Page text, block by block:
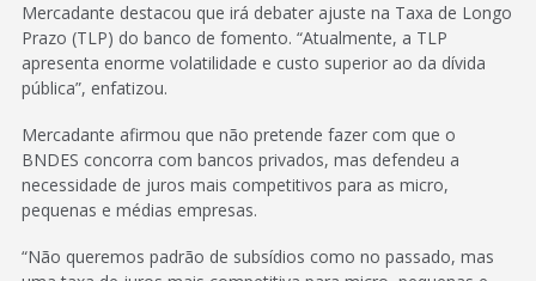
Mercadante destacou que irá debater ajuste na Taxa de Longo
Prazo (TLP) do banco de fomento. “Atualmente, a TLP
apresenta enorme volatilidade e custo superior ao da dívida
pública”, enfatizou.
Mercadante afirmou que não pretende fazer com que o
BNDES concorra com bancos privados, mas defendeu a
necessidade de juros mais competitivos para as micro,
pequenas e médias empresas.
“Não queremos padrão de subsídios como no passado, mas